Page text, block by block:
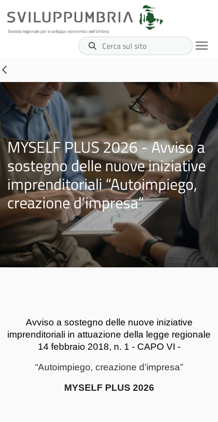
Cerca sul sito
MYSELF PLUS 2026 - Avviso a
sostegno delle nuove iniziative
imprenditoriali “Autoimpiego,
creazione d’impresa”
Avviso a sostegno delle nuove iniziative
imprenditoriali in attuazione della legge regionale
14 febbraio 2018, n. 1 - CAPO VI -
“Autoimpiego, creazione d’impresa”
MYSELF PLUS 2026